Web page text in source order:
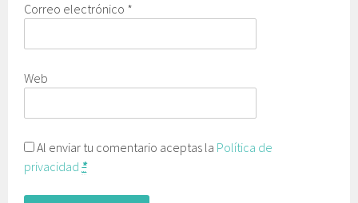
Correo electrónico *
Web
Al enviar tu comentario aceptas la Política de
privacidad *